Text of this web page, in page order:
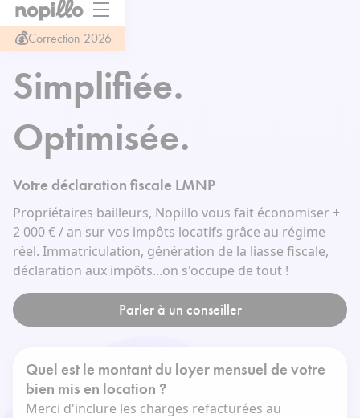
💰Correction 2026
Simplifiée.
Optimisée.
Votre déclaration fiscale LMNP
Propriétaires bailleurs, Nopillo vous fait économiser +
2 000 € / an sur vos impôts locatifs grâce au régime
réel. Immatriculation, génération de la liasse fiscale,
déclaration aux impôts...on s'occupe de tout !
Parler à un conseiller
Quel est le montant du loyer mensuel de votre
bien mis en location ?
Merci d'inclure les charges refacturées au